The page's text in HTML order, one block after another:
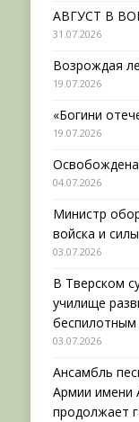
АВГУСТ В
31.07.2026
Возрождая
19.07.2026
«Богини
19.07.2026
04.07.2026
Министр
войска и
03.07.2026
В Тверском
училище
03.07.2026
Ансамбль
Армии имени
продолжает